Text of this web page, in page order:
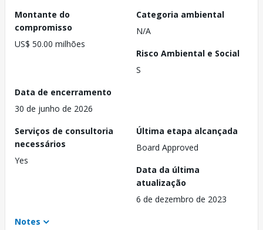
Montante do
compromisso
US$ 50.00 milhões
Categoria ambiental
N/A
Risco Ambiental e Social
S
Data de encerramento
30 de junho de 2026
Serviços de consultoria
necessários
Yes
Última etapa alcançada
Board Approved
Data da última
atualização
6 de dezembro de 2023
Notes